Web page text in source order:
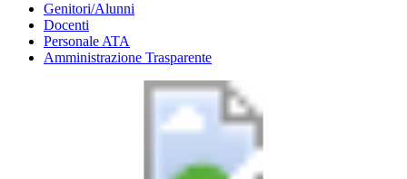
Genitori/Alunni
Docenti
Personale ATA
Amministrazione Trasparente